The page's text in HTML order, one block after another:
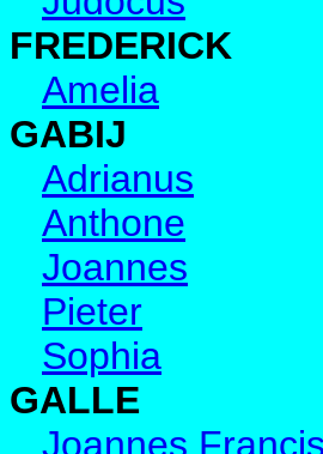
FREDERICK
Amelia
GABIJ
Adrianus
Anthone
Joannes
Pieter
Sophia
GALLE
Joannes